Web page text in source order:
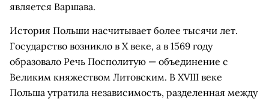
является Варшава.
История Польши насчитывает более тысячи лет.
Государство возникло в X веке, а в 1569 году
образовало Речь Посполитую — объединение с
Великим княжеством Литовским. В XVIII веке
Польша утратила независимость, разделенная между